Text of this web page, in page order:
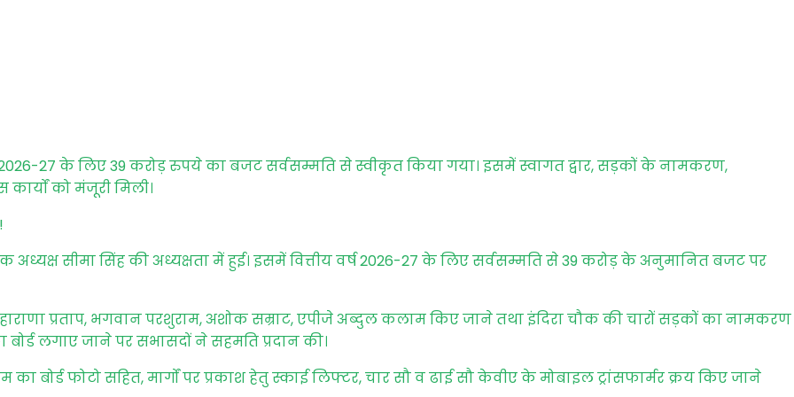
27 के लिए 39 करोड़ रुपये का बजट सर्वसम्मति से स्वीकृत किया गया। इसमें स्वागत द्वार, सड़कों के नामकरण,
को मंजूरी मिली।
सीमा सिंह की अध्यक्षता में हुई। इसमें वित्तीय वर्ष 2026-27 के लिए सर्वसम्मति से 39 करोड़ के अनुमानित बजट पर
प्रताप, भगवान परशुराम, अशोक सम्राट, एपीजे अब्दुल कलाम किए जाने तथा इंदिरा चौक की चारों सड़कों का नामकरण
लगाए जाने पर सभासदों ने सहमति प्रदान की।
बोर्ड फोटो सहित, मार्गों पर प्रकाश हेतु स्काई लिफ्टर, चार सौ व ढाई सौ केवीए के मोबाइल ट्रांसफार्मर क्रय किए जाने